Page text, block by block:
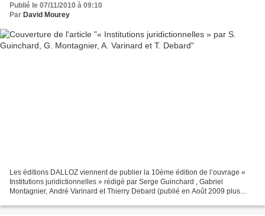
Publié le 07/11/2010 à 09:10
Par David Mourey
Les éditions DALLOZ viennent de publier la 10ème édition de l’ouvrage «
Institutions juridictionnelles » rédigé par Serge Guinchard , Gabriel
Montagnier, André Varinard et Thierry Debard (publié en Août 2009 plus